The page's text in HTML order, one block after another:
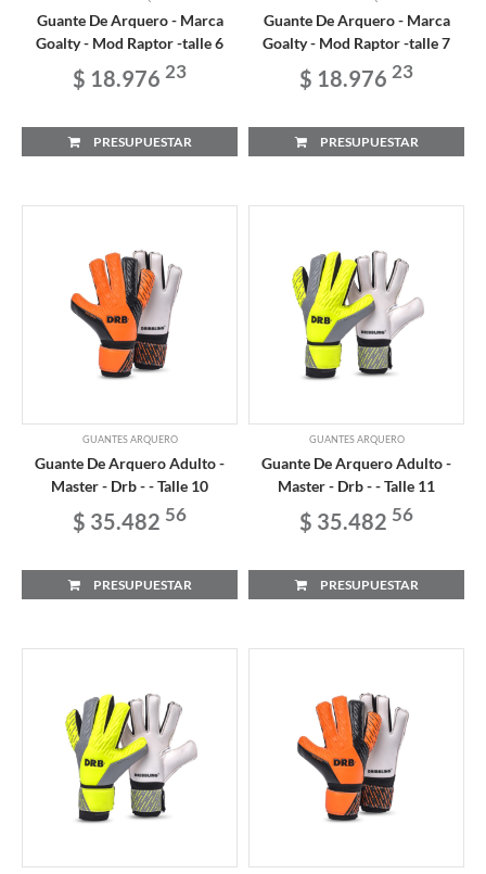
Guante De Arquero - Marca
Goalty - Mod Raptor -talle 6
$ 18.976 23
PRESUPUESTAR
Guante De Arquero - Marca
Goalty - Mod Raptor -talle 7
$ 18.976 23
PRESUPUESTAR
GUANTES ARQUERO
Guante De Arquero Adulto -
Master - Drb - - Talle 10
$ 35.482 56
PRESUPUESTAR
GUANTES ARQUERO
Guante De Arquero Adulto -
Master - Drb - - Talle 11
$ 35.482 56
PRESUPUESTAR